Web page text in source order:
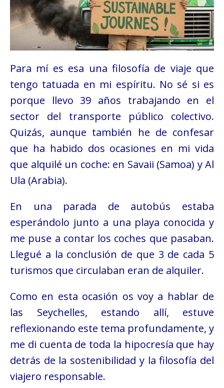
Para mí es esa una filosofía de viaje que
tengo tatuada en mi espíritu. No sé si es
porque llevo 39 años trabajando en el
sector del transporte público colectivo.
Quizás, aunque también he de confesar
que ha habido dos ocasiones en mi vida
que alquilé un coche: en Savaii (Samoa) y Al
Ula (Arabia).
En una parada de autobús estaba
esperándolo junto a una playa conocida y
me puse a contar los coches que pasaban.
Llegué a la conclusión de que 3 de cada 5
turismos que circulaban eran de alquiler.
Como en esta ocasión os voy a hablar de
las Seychelles, estando allí, estuve
reflexionando este tema profundamente, y
me di cuenta de toda la hipocresía que hay
detrás de la sostenibilidad y la filosofía del
viajero responsable.